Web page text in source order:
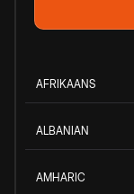
AFRIKAANS
ALBANIAN
AMHARIC